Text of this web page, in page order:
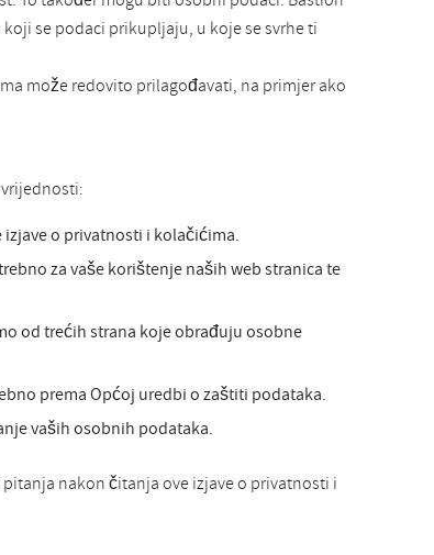
se podaci prikupljaju, u koje se svrhe ti
može redovito prilagođavati, na primjer ako
o privatnosti i kolačićima.
za vaše korištenje naših web stranica te
od trećih strana koje obrađuju osobne
prema Općoj uredbi o zaštiti podataka.
vaših osobnih podataka.
nakon čitanja ove izjave o privatnosti i